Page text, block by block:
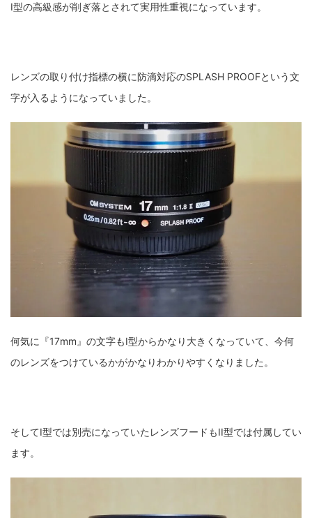
I型の高級感が削ぎ落とされて実用性重視になっています。
レンズの取り付け指標の横に防滴対応のSPLASH PROOFという文
字が入るようになっていました。
何気に『17mm』の文字もI型からかなり大きくなっていて、今何
のレンズをつけているかがかなりわかりやすくなりました。
そしてI型では別売になっていたレンズフードもII型では付属してい
ます。